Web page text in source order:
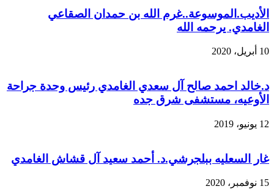
الأديب.الموسوعة..غرم الله بن حمدان الصقاعي
الغامدي. يرحمه الله
10 أبريل، 2020
د.خالد احمد صالح آل سعدي الغامدي رئيس وحدة جراحة
الأوعيه، مستشفى شرق جده
12 يونيو، 2019
غار السعليه ببلجرشي.د. أحمد سعيد آل قشاش الغامدي
15 نوفمبر، 2020